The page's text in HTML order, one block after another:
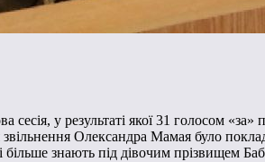
сесія, у результаті якої 31 голосом
Олександра Мамая було
знають під дівочим прізвищем